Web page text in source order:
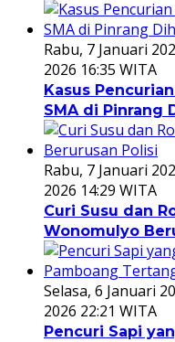
Rabu, 7 Januari
2026 16:35 WITA
Kasus
SMA di Pinrang
Rabu, 7 Januari
2026 14:29 WITA
Curi Susu dan
Wonomulyo
Selasa, 6 Januari
2026 22:21 WITA
Pencuri Sapi